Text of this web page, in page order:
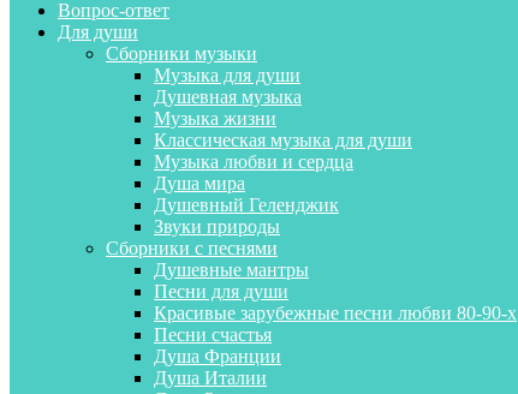
Вопрос-ответ
Для души
Сборники музыки
Музыка для души
Душевная музыка
Музыка жизни
Классическая музыка для души
Музыка любви и сердца
Душа мира
Душевный Геленджик
Звуки природы
Сборники с песнями
Душевные мантры
Песни для души
Красивые зарубежные песни любви 80-90-х
Песни счастья
Душа Франции
Душа Италии